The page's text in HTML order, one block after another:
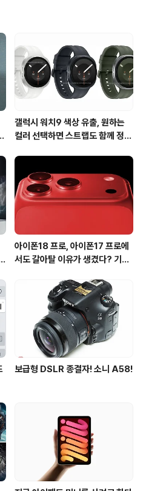
아니라 지갑으로
색상은 라이트골
지 색상으로 출
천연 사피아노
니다. 뿐만 아니
능면에서 최적의
갤럭시 워치9 색상 유출, 원하는
컬러 선택하면 스트랩도 함께 정해
아이폰18 프로, 아이폰17 프로에
서도 갈아탈 이유가 생겼다? 기대
보급형 DSLR 종결자! 소니 A58!